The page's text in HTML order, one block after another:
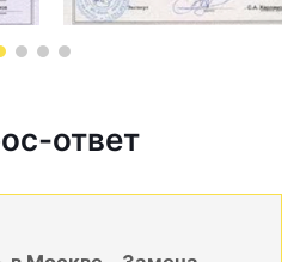
ответ